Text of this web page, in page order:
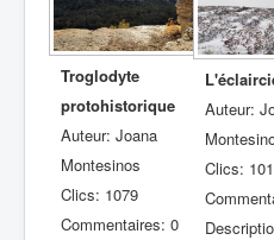
Troglodyte
protohistorique
Auteur: Joana
Montesinos
Clics: 1079
Commentaires: 0
Auteur:
Clics: